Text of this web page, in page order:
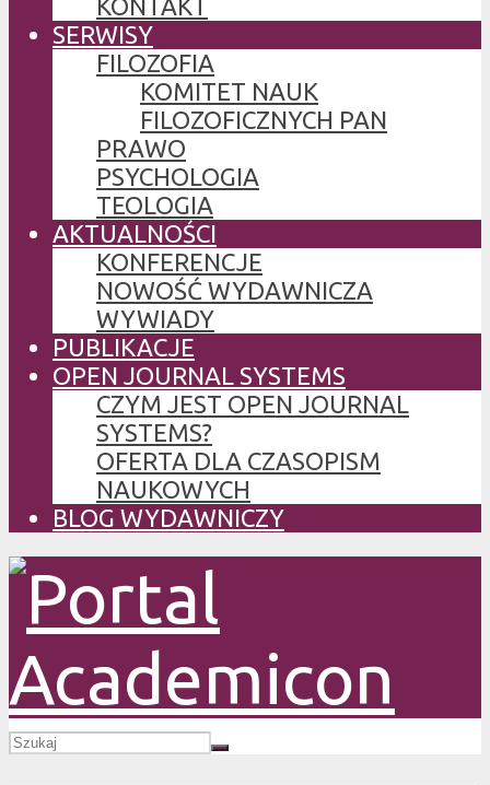
KONTAKT
SERWISY
FILOZOFIA
KOMITET NAUK
FILOZOFICZNYCH PAN
PRAWO
PSYCHOLOGIA
TEOLOGIA
AKTUALNOŚCI
KONFERENCJE
NOWOŚĆ WYDAWNICZA
WYWIADY
PUBLIKACJE
OPEN JOURNAL SYSTEMS
CZYM JEST OPEN JOURNAL
SYSTEMS?
OFERTA DLA CZASOPISM
NAUKOWYCH
BLOG WYDAWNICZY